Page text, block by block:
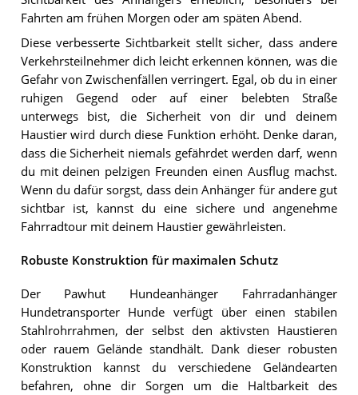
Fahrten am frühen Morgen oder am späten Abend.
Diese verbesserte Sichtbarkeit stellt sicher, dass andere
Verkehrsteilnehmer dich leicht erkennen können, was die
Gefahr von Zwischenfällen verringert. Egal, ob du in einer
ruhigen Gegend oder auf einer belebten Straße
unterwegs bist, die Sicherheit von dir und deinem
Haustier wird durch diese Funktion erhöht. Denke daran,
dass die Sicherheit niemals gefährdet werden darf, wenn
du mit deinen pelzigen Freunden einen Ausflug machst.
Wenn du dafür sorgst, dass dein Anhänger für andere gut
sichtbar ist, kannst du eine sichere und angenehme
Fahrradtour mit deinem Haustier gewährleisten.
Robuste Konstruktion für maximalen Schutz
Der Pawhut Hundeanhänger Fahrradanhänger
Hundetransporter Hunde verfügt über einen stabilen
Stahlrohrrahmen, der selbst den aktivsten Haustieren
oder rauem Gelände standhält. Dank dieser robusten
Konstruktion kannst du verschiedene Geländearten
befahren, ohne dir Sorgen um die Haltbarkeit des